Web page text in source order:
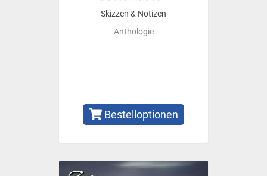
Skizzen & Notizen
Anthologie
Bestelloptionen